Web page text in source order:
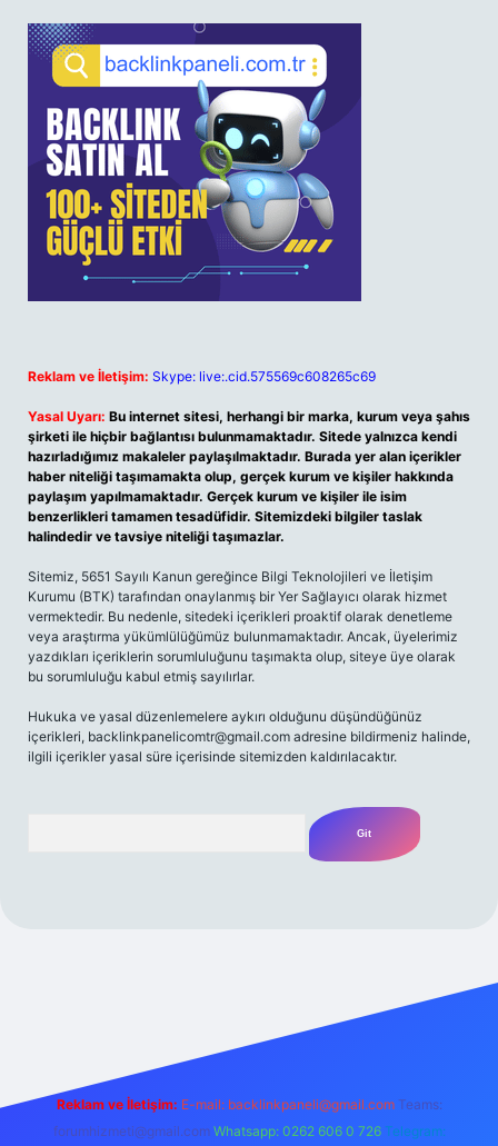
Reklam ve İletişim: Skype: live:.cid.575569c608265c69
Yasal Uyarı: Bu internet sitesi, herhangi bir marka, kurum veya şahıs
şirketi ile hiçbir bağlantısı bulunmamaktadır. Sitede yalnızca kendi
hazırladığımız makaleler paylaşılmaktadır. Burada yer alan içerikler
haber niteliği taşımamakta olup, gerçek kurum ve kişiler hakkında
paylaşım yapılmamaktadır. Gerçek kurum ve kişiler ile isim
benzerlikleri tamamen tesadüfidir. Sitemizdeki bilgiler taslak
halindedir ve tavsiye niteliği taşımazlar.
Sitemiz, 5651 Sayılı Kanun gereğince Bilgi Teknolojileri ve İletişim
Kurumu (BTK) tarafından onaylanmış bir Yer Sağlayıcı olarak hizmet
vermektedir. Bu nedenle, sitedeki içerikleri proaktif olarak denetleme
veya araştırma yükümlülüğümüz bulunmamaktadır. Ancak, üyelerimiz
yazdıkları içeriklerin sorumluluğunu taşımakta olup, siteye üye olarak
bu sorumluluğu kabul etmiş sayılırlar.
Hukuka ve yasal düzenlemelere aykırı olduğunu düşündüğünüz
içerikleri, backlinkpanelicomtr@gmail.com adresine bildirmeniz halinde,
ilgili içerikler yasal süre içerisinde sitemizden kaldırılacaktır.
Reklam ve İletişim: E-mail: backlinkpaneli@gmail.com Teams:
forumhizmeti@gmail.com Whatsapp: 0262 606 0 726 Telegram: